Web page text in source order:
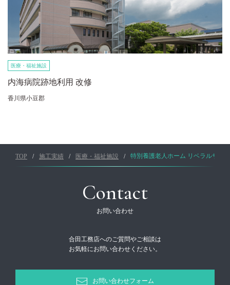
医療・福祉施設
内海病院跡地利用 改修
香川県小豆郡
TOP 施工実績 医療・福祉施設 特別養護老人ホーム リベラルサン
Contact
お問い合わせ
合田工務店へのご質問やご相談は
お気軽にお問い合わせください。
お問い合わせフォーム